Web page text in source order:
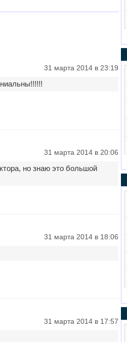
31 марта 2014 в 23:19
31 марта 2014 в 20:06
но знаю это большой
31 марта 2014 в 18:06
31 марта 2014 в 17:57